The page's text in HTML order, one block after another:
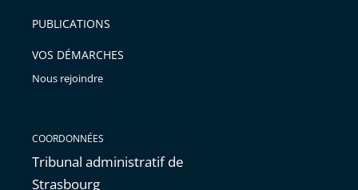
avant
PUBLICATIONS
VOS DÉMARCHES
Nous rejoindre
COORDONNÉES
Tribunal administratif de
Strasbourg